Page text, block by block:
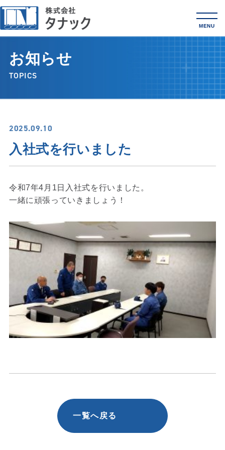
MENU
お知らせ
TOPICS
2025.09.10
入社式を行いました
令和7年4月1日入社式を行いました。
一緒に頑張っていきましょう！
一覧へ戻る